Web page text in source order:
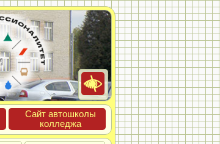
Сайт ав­тошко­лы
кол­леджа